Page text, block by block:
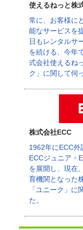
使えるねっと株
常に、お客様に
能なサービスを
日もレンタルサ
を続ける、今年
式会社使えるね
ク」に関して伺
株式会社ECC
1962年にECC外
ECCジュニア・
を展開し、現在
育機関となった
「ユニーク」に
た。